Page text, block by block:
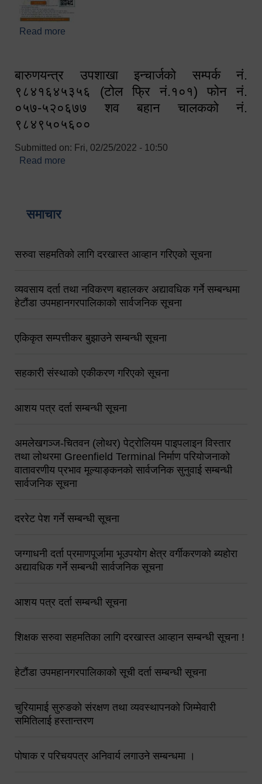
Read more
बारुणयन्त्र उपशाखा इन्चार्जको सम्पर्क नं.
९८४१६४५३५६ (टोल फ्रि नं.१०१) फोन नं.
०५७-५२०६७७ शव बहान चालकको नं.
९८४९५०५६००
Submitted on: Fri, 02/25/2022 - 10:50
Read more
समाचार
सरुवा सहमतिको लागि दरखास्त आव्हान गरिएको सूचना
व्यवसाय दर्ता तथा नविकरण बहालकर अद्यावधिक गर्ने सम्बन्धमा
हेटौंडा उपमहानगरपालिकाको सार्वजनिक सूचना
एकिकृत सम्पत्तीकर बुझाउने सम्बन्धी सूचना
सहकारी संस्थाको एकीकरण गरिएको सूचना
आशय पत्र दर्ता सम्बन्धी सूचना
अमलेखगञ्ज-चितवन (लोथर) पेट्रोलियम पाइपलाइन विस्तार
तथा लोथरमा Greenfield Terminal निर्माण परियोजनाको
वातावरणीय प्रभाव मूल्याङ्कनको सार्वजनिक सुनुवाई सम्बन्धी
सार्वजनिक सूचना
दररेट पेश गर्ने सम्बन्धी सूचना
जग्गाधनी दर्ता प्रमाणपूर्जामा भूउपयोग क्षेत्र वर्गीकरणको ब्यहोरा
अद्यावधिक गर्ने सम्बन्धी सार्वजनिक सूचना
आशय पत्र दर्ता सम्बन्धी सूचना
शिक्षक सरुवा सहमतिका लागि दरखास्त आव्हान सम्बन्धी सूचना !
हेटौंडा उपमहानगरपालिकाको सूची दर्ता सम्बन्धी सूचना
चुरियामाई सुरुङको संरक्षण तथा व्यवस्थापनको जिम्मेवारी
समितिलाई हस्तान्तरण
पोषाक र परिचयपत्र अनिवार्य लगाउने सम्बन्धमा ।